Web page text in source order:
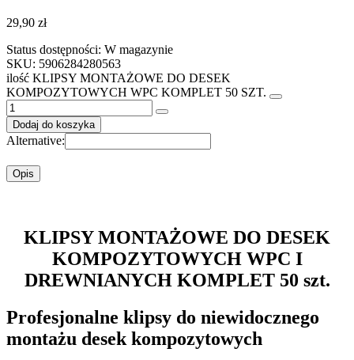
29,90 zł
Status dostępności: W magazynie
SKU: 5906284280563
ilość KLIPSY MONTAŻOWE DO DESEK
KOMPOZYTOWYCH WPC KOMPLET 50 SZT.
Dodaj do koszyka
Alternative:
Opis
KLIPSY MONTAŻOWE DO DESEK
KOMPOZYTOWYCH WPC I
DREWNIANYCH KOMPLET 50 szt.
Profesjonalne klipsy do niewidocznego
montażu desek kompozytowych